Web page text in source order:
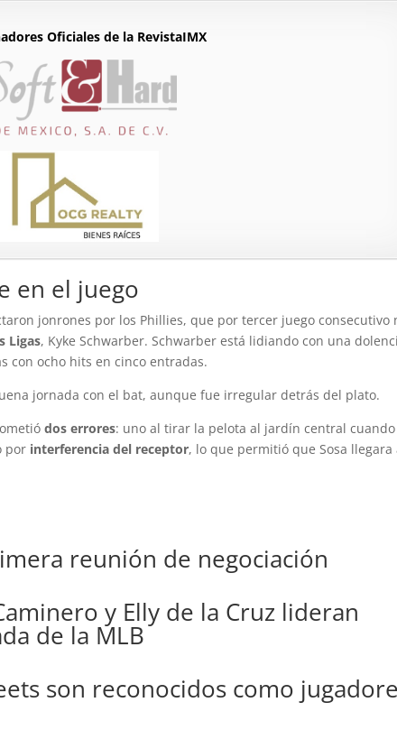
Oficiales de la RevistaIMX
en el juego
jonrones por los Phillies, que por tercer juego consecutivo
Ligas, Kyke Schwarber. Schwarber está lidiando con una
con ocho hits en cinco entradas.
jornada con el bat, aunque fue irregular detrás del plato.
dos errores: uno al tirar la pelota al jardín central cuando
por interferencia del receptor, lo que permitió que Sosa llegara
reunión de negociación
y Elly de la Cruz lideran
de la MLB
son reconocidos como